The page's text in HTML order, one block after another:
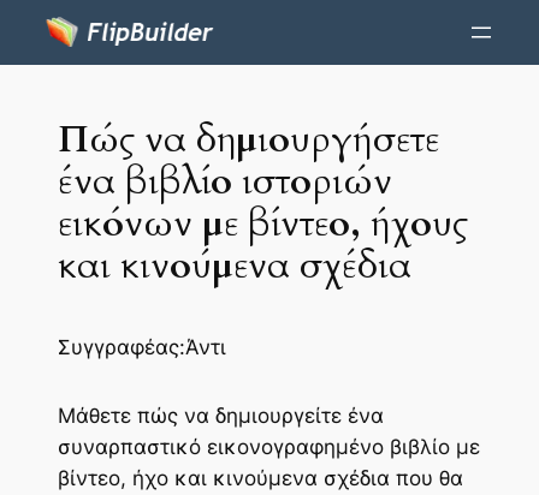
Πώς να δημιουργήσετε
ένα βιβλίο ιστοριών
εικόνων με βίντεο, ήχους
και κινούμενα σχέδια
Συγγραφέας:Άντι
Μάθετε πώς να δημιουργείτε ένα
συναρπαστικό εικονογραφημένο βιβλίο με
βίντεο, ήχο και κινούμενα σχέδια που θα